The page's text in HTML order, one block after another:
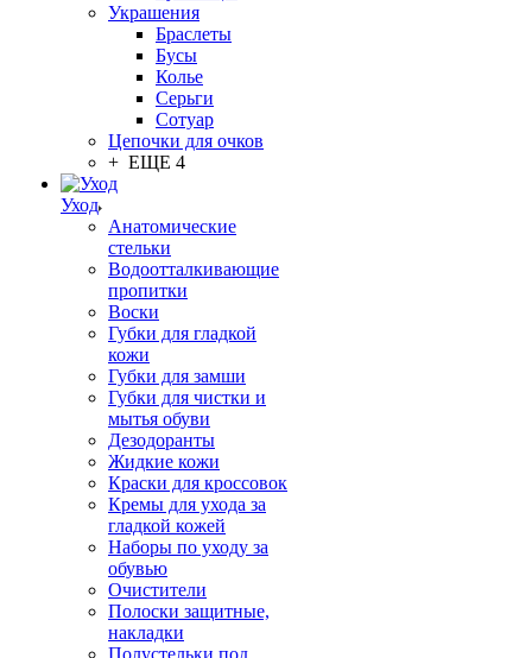
Украшения
Браслеты
Бусы
Колье
Серьги
Сотуар
Цепочки для очков
+ ЕЩЕ 4
Уход
Анатомические
стельки
Водоотталкивающие
пропитки
Воски
Губки для гладкой
кожи
Губки для замши
Губки для чистки и
мытья обуви
Дезодоранты
Жидкие кожи
Краски для кроссовок
Кремы для ухода за
гладкой кожей
Наборы по уходу за
обувью
Очистители
Полоски защитные,
накладки
Полустельки под